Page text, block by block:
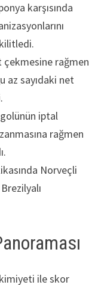
karşısında
çekmesine rağmen
az sayıdaki net
iptal
rağmen
Norveçli
ile skor